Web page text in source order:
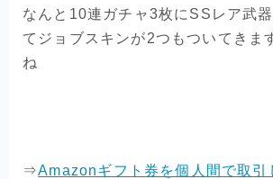
なんと10連ガチャ3枚にSSレア武
てジョブスキンが2つもついてきま
ね
⇒Amazonギフト券を個人間で取引